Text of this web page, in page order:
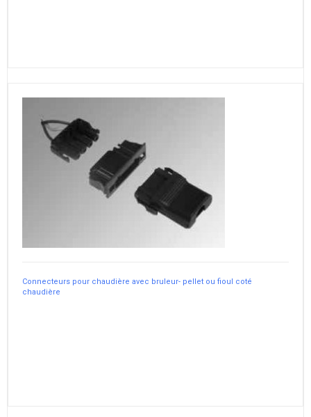
Connecteurs pour chaudière avec bruleur- pellet ou fioul coté
chaudière